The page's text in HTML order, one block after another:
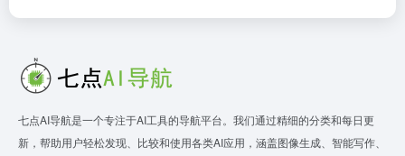
七点AI导航是一个专注于AI工具的导航平台。我们通过精细的分类和每日更
新，帮助用户轻松发现、比较和使用各类AI应用，涵盖图像生成、智能写作、